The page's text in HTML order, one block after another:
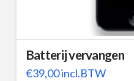
Batterij vervangen
€39,00incl.BTW